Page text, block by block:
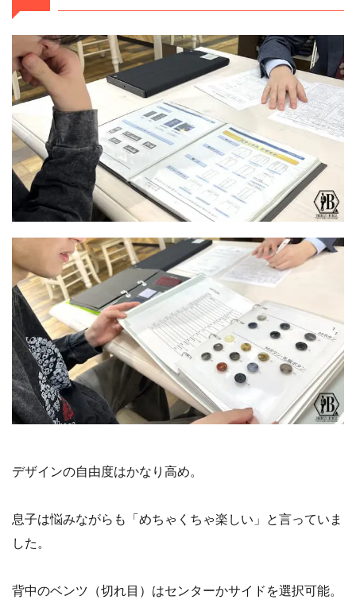
デザインの自由度はかなり高め。
息子は悩みながらも「めちゃくちゃ楽しい」と言っていま
した。
背中のベンツ（切れ目）はセンターかサイドを選択可能。